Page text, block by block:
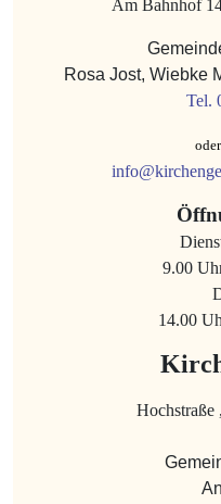
Am Bahnhof
Rosa Jost, Wiebke
Tel.
9.00
14.00
Hochstraße